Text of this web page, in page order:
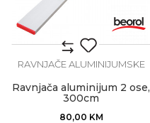
RAVNJAČE ALUMINIJUMSKE
Ravnjača aluminijum 2 ose,
300cm
80,00 KM